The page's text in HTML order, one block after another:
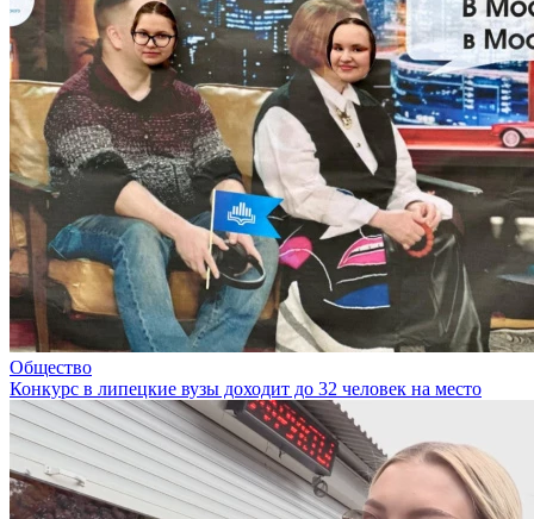
Общество
Конкурс в липецкие вузы доходит до 32 человек на место